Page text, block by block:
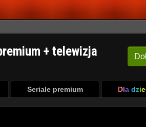
+ telewizja
Seriale premium Dla